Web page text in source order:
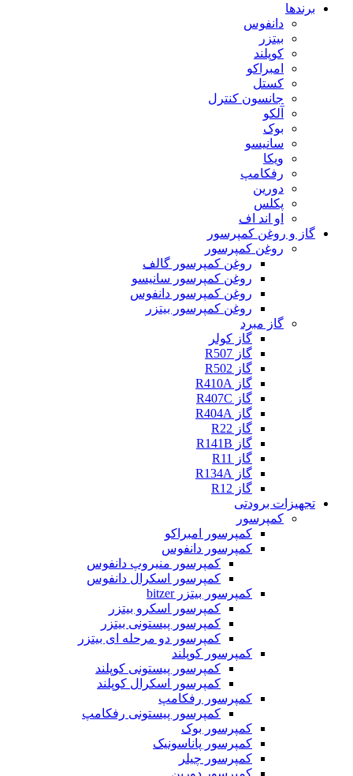
برندها
دانفوس
بیتزر
کوپلند
امبراکو
کستل
جانسون کنترل
آلکو
بوک
سانیسو
ویکا
رفکامپ
دورین
پکلس
او اند اف
گاز و روغن کمپرسور
روغن کمپرسور
روغن کمپرسور گالف
روغن کمپرسور سانیسو
روغن کمپرسور دانفوس
روغن کمپرسور بیتزر
گاز مبرد
گاز کولر
گاز R507
گاز R502
گاز R410A
گاز R407C
گاز R404A
گاز R22
گاز R141B
گاز R11
گاز R134A
گاز R12
تجهیزات برودتی
کمپرسور
کمپرسور امبراکو
کمپرسور دانفوس
کمپرسور منیروپ دانفوس
کمپرسور اسکرال دانفوس
کمپرسور بیتزر bitzer
کمپرسور اسکرو بیتزر
کمپرسور پیستونی بیتزر
کمپرسور دو مرحله ای بیتزر
کمپرسور کوپلند
کمپرسور پیستونی کوپلند
کمپرسور اسکرال کوپلند
کمپرسور رفکامپ
کمپرسور پیستونی رفکامپ
کمپرسور بوک
کمپرسور پاناسونیک
کمپرسور چیلر
کمپرسور دورین